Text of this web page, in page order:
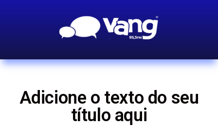
Adicione o texto do seu
título aqui